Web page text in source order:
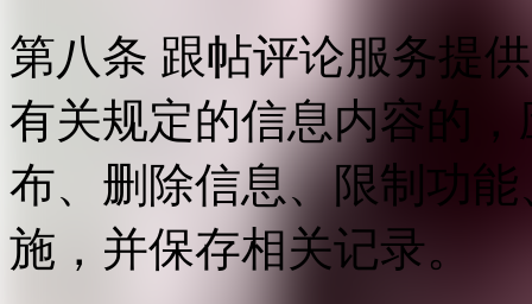
第八条 跟帖评论服务提
有关规定的信息内容的
布、删除信息、限制功
施，并保存相关记录。